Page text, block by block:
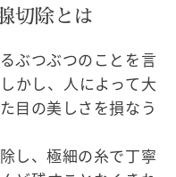
切除とは
ぶつぶつのことを言
かし、人によって大
目の美しさを損なう
し、極細の糸で丁寧